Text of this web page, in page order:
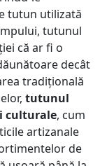
tutun utilizată
tutunul
că ar fi o
decât
tradițională
tutunul
culturale, cum
artizanale
de